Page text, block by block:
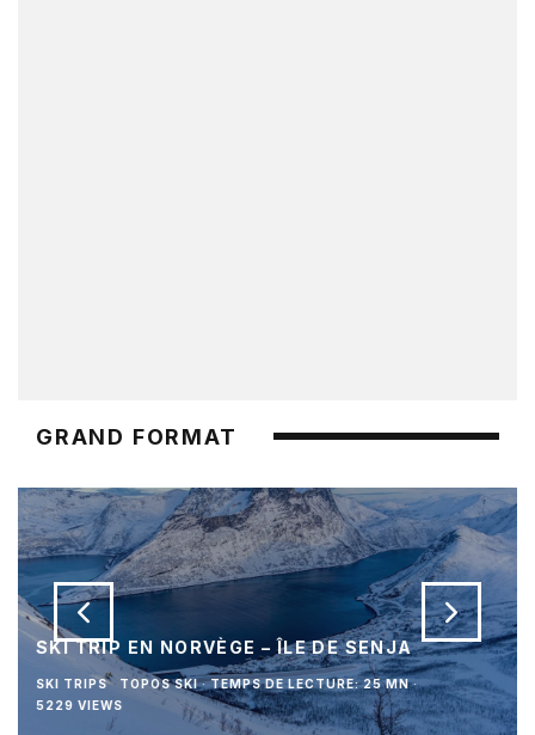
GRAND FORMAT
SKI TRIP EN NORVÈGE – ÎLE DE SENJA
SKI TRIPS TOPOS SKI · TEMPS DE LECTURE: 25 MN ·
5229 VIEWS